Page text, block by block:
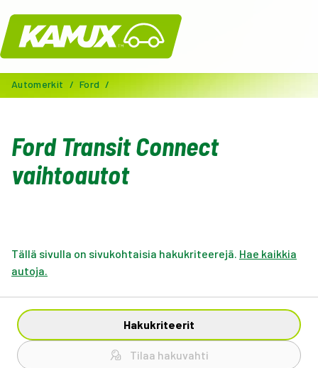
Kamux
Automerkit / Ford /
Ford Transit Connect
vaihtoautot
Tällä sivulla on sivukohtaisia hakukriteerejä. Hae kaikkia
autoja.
Hakukriteerit
Tilaa hakuvahti